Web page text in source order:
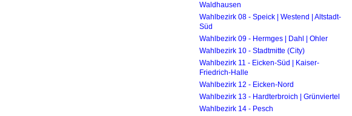
Waldhausen
Wahlbezirk 08 - Speick | Westend | Altstadt-
Süd
Wahlbezirk 09 - Hermges | Dahl | Ohler
Wahlbezirk 10 - Stadtmitte (City)
Wahlbezirk 11 - Eicken-Süd | Kaiser-
Friedrich-Halle
Wahlbezirk 12 - Eicken-Nord
Wahlbezirk 13 - Hardterbroich | Grünviertel
Wahlbezirk 14 - Pesch